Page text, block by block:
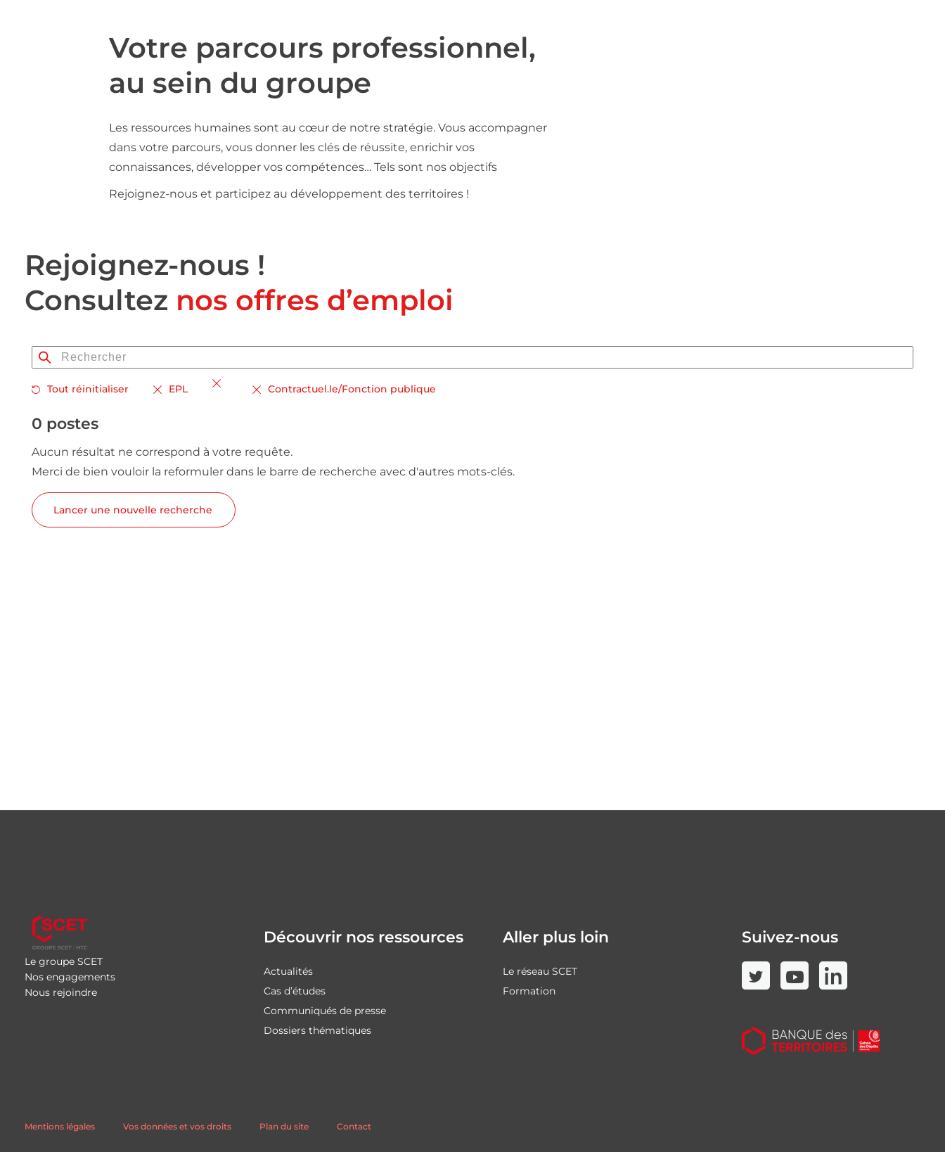
Votre parcours professionnel,
au sein du groupe
Les ressources humaines sont au cœur de notre stratégie. Vous accompagner
dans votre parcours, vous donner les clés de réussite, enrichir vos
connaissances, développer vos compétences… Tels sont nos objectifs
Rejoignez-nous et participez au développement des territoires !
Rejoignez-nous !
Consultez nos offres d’emploi
Tout réinitialiser EPL Contractuel.le/Fonction publique
0 postes
Aucun résultat ne correspond à votre requête.
Merci de bien vouloir la reformuler dans le barre de recherche avec d'autres mots-clés.
Lancer une nouvelle recherche
Le groupe SCET
Nos engagements
Nous rejoindre
Découvrir nos ressources
Actualités
Cas d’études
Communiqués de presse
Dossiers thématiques
Aller plus loin
Le réseau SCET
Formation
Suivez-nous
Mentions légales Vos données et vos droits Plan du site Contact